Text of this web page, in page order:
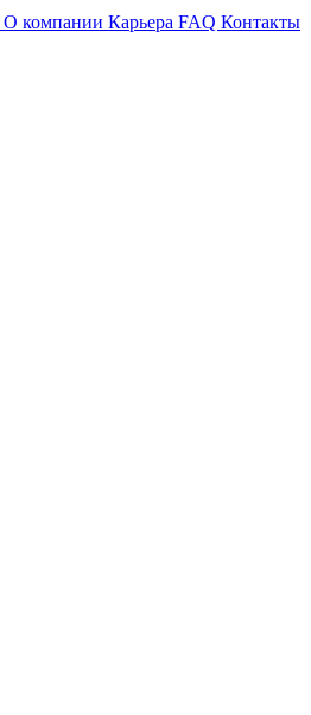
О компании Карьера FAQ Контакты